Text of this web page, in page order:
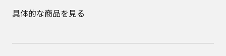
具体的な商品を見る